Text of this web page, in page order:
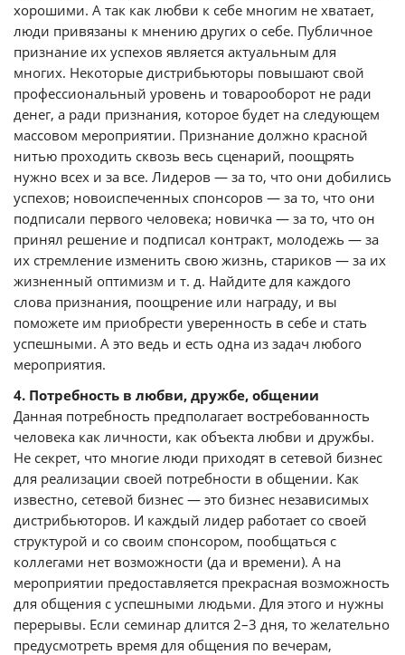
хорошими. А так как любви к себе многим не хватает,
люди привязаны к мнению других о себе. Публичное
признание их успехов является актуальным для
многих. Некоторые дистрибьюторы повышают свой
профессиональный уровень и товарооборот не ради
денег, а ради признания, которое будет на следующем
массовом мероприятии. Признание должно красной
нитью проходить сквозь весь сценарий, поощрять
нужно всех и за все. Лидеров — за то, что они добились
успехов; новоиспеченных спонсоров — за то, что они
подписали первого человека; новичка — за то, что он
принял решение и подписал контракт, молодежь — за
их стремление изменить свою жизнь, стариков — за их
жизненный оптимизм и т. д. Найдите для каждого
слова признания, поощрение или награду, и вы
поможете им приобрести уверенность в себе и стать
успешными. А это ведь и есть одна из задач любого
мероприятия.
4. Потребность в любви, дружбе, общении
Данная потребность предполагает востребованность
человека как личности, как объекта любви и дружбы.
Не секрет, что многие люди приходят в сетевой бизнес
для реализации своей потребности в общении. Как
известно, сетевой бизнес — это бизнес независимых
дистрибьюторов. И каждый лидер работает со своей
структурой и со своим спонсором, пообщаться с
коллегами нет возможности (да и времени). А на
мероприятии предоставляется прекрасная возможность
для общения с успешными людьми. Для этого и нужны
перерывы. Если семинар длится 2–3 дня, то желательно
предусмотреть время для общения по вечерам,